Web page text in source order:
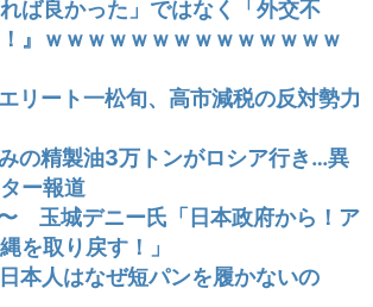
ば良かった」ではなく「外交不
』ｗｗｗｗｗｗｗｗｗｗｗｗｗｗ
リート一松旬、高市減税の反対勢力
の精製油3万トンがロシア行き…異
ー報道
玉城デニー氏「日本政府から！ア
を取り戻す！」
本人はなぜ短パンを履かないの